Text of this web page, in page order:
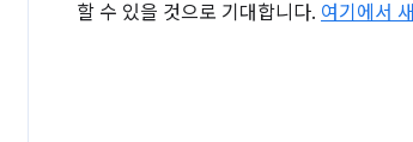
할 수 있을 것으로 기대합니다. 여기에서